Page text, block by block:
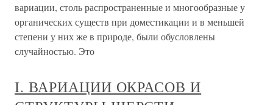
вариации, столь распространенные и многообразные у
органических существ при доместикации и в меньшей
степени у них же в природе, были обусловлены
случайностью. Это
I. ВАРИАЦИИ ОКРАСОВ И